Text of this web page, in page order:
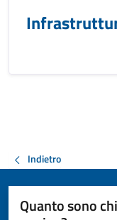
Indietro
Quanto sono